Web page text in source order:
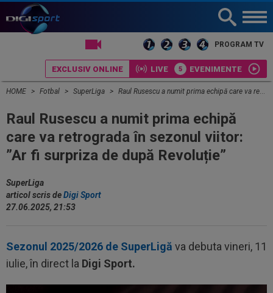
PROGRAM TV
EXCLUSIV ONLINE LIVE EVENIMENTE
HOME Fotbal SuperLiga Raul Rusescu a numit prima echipă care va retrograda în sezonul viitor: ”Ar fi surpriza de după Revoluție”
Raul Rusescu a numit prima echipă
care va retrograda în sezonul viitor:
”Ar fi surpriza de după Revoluție”
SuperLiga
articol scris deDigi Sport
27.06.2025, 21:53
Sezonul 2025/2026 de SuperLigă va debuta vineri, 11
iulie, în direct la Digi Sport.